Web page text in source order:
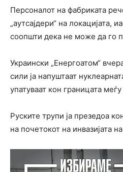
Персоналот на фабриката
„аутсајдери“ на локацијата,
соопшти дека не може да го
Украински „Енергоатом“
сили ја напуштаат
упатуваат кон границата
Руските трупи ја презедоа
на почетокот на инвазијата